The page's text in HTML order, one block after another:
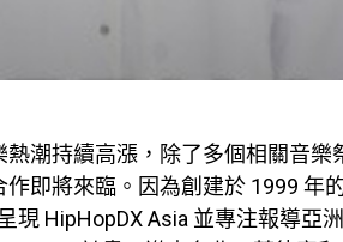
熱潮持續高漲，除了多個相關音樂
作即將來臨。因為創建於 1999 年
現 HipHopDX Asia 並專注報導亞